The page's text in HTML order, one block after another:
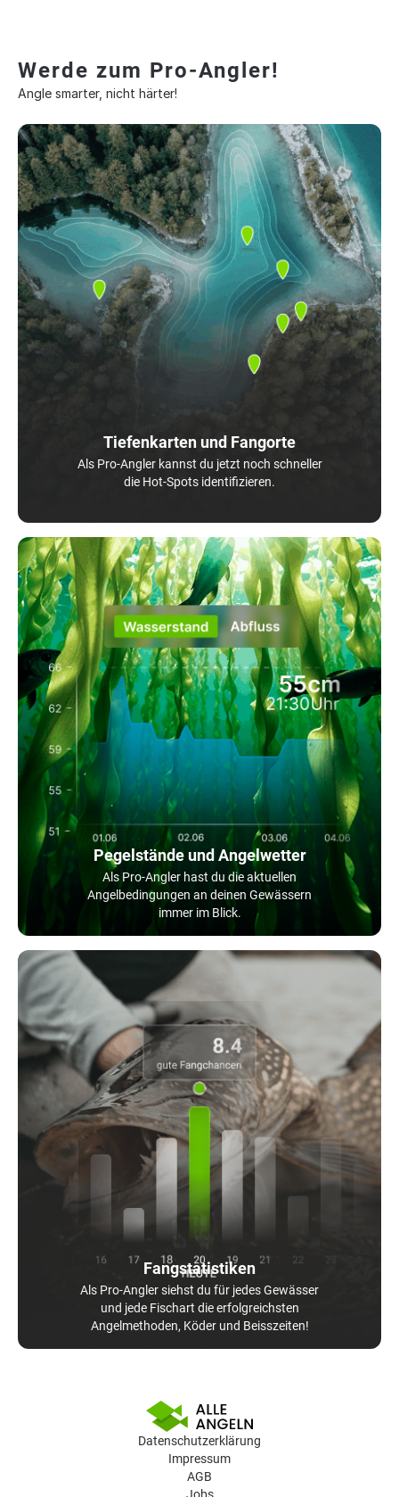
Werde zum Pro-Angler!
Angle smarter, nicht härter!
Tiefenkarten und Fangorte
Als Pro-Angler kannst du jetzt noch schneller
die Hot-Spots identifizieren.
Pegelstände und Angelwetter
Als Pro-Angler hast du die aktuellen
Angelbedingungen an deinen Gewässern
immer im Blick.
Fangstatistiken
Als Pro-Angler siehst du für jedes Gewässer
und jede Fischart die erfolgreichsten
Angelmethoden, Köder und Beisszeiten!
Datenschutzerklärung
Impressum
AGB
Jobs